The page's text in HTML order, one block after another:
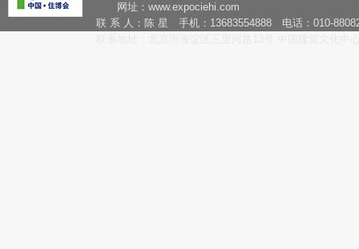
网址： www.expociehi.com
联 系 人：陈 星 手机：13683554888 电话：010-